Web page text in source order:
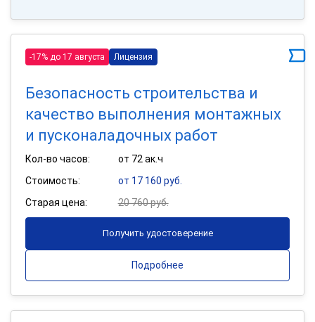
-17% до 17 августа Лицензия
Безопасность строительства и
качество выполнения монтажных
и пусконаладочных работ
Кол-во часов:
от 72 ак.ч
Стоимость:
от 17 160 руб.
Старая цена:
20 760 руб.
Получить удостоверение
Подробнее